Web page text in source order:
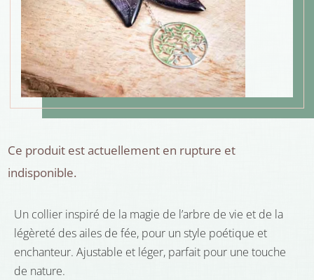
Ce produit est actuellement en rupture et
indisponible.
Un collier inspiré de la magie de l’arbre de vie et de la
légèreté des ailes de fée, pour un style poétique et
enchanteur. Ajustable et léger, parfait pour une touche
de nature.